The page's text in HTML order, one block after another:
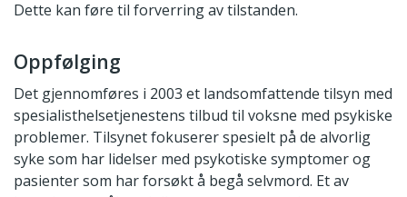
Dette kan føre til forverring av tilstanden.
Oppfølging
Det gjennomføres i 2003 et landsomfattende tilsyn med
spesialisthelsetjenestens tilbud til voksne med psykiske
problemer. Tilsynet fokuserer spesielt på de alvorlig
syke som har lidelser med psykotiske symptomer og
pasienter som har forsøkt å begå selvmord. Et av